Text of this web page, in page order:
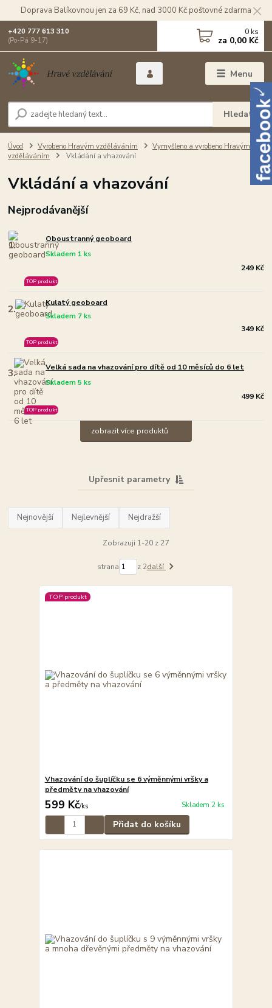
Doprava Balíkovnou jen za 69 Kč, nad 3000 Kč poštovné zdarma
Menu
Hledat
+420 777 613 310
(Po-Pá 9-17)
0 ks
za 0,00 Kč
Úvod Vyrobeno Hravým vzděláváním
Vymyšleno a vyrobeno Hravým
vzděláváním
Vkládání a vhazování
Vkládání a vhazování
Nejprodávanější
1. Oboustranný geoboard
Skladem 1 ks
TOP produkt
249 Kč
2. Kulatý geoboard
Skladem 7 ks
TOP produkt
349 Kč
3. Velká sada na vhazování pro dítě od 10 měsíců do 6 let
Skladem 5 ks
TOP produkt
499 Kč
zobrazit více produktů
Upřesnit parametry
Nejnovější Nejlevnější Nejdražší
Zobrazuji 1-20 z 27
strana z 2další
TOP produkt
Vhazování do šuplíčku se 6 výměnnými vršky a
předměty na vhazování
599 Kč/ks Skladem 2 ks
Přidat do košíku